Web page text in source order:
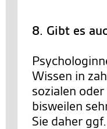
8. Gibt es
Wissen in
sozialen
bisweilen
Sie daher